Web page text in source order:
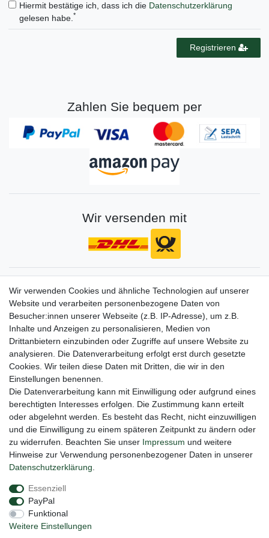
Hiermit bestätige ich, dass ich die Daten­schutz­erklärung
gelesen habe. *
Registrieren
Zahlen Sie bequem per
Wir versenden mit
VORNAME
Newsletter
Honig
Hiermit bestätige ich, dass ich dieDaten­schutz­erklärunggelesen habe. Meine
Einwilligung kann ich jederzeit widerrufen.**
Abonnieren
** Hierbei handelt es sich um ein Pflichtfeld.
Impressum
Barrierefreiheitserklärung
Wir verwenden Cookies und ähnliche Technologien auf unserer
Website und verarbeiten personenbezogene Daten von
Besucher:innen unserer Webseite (z.B. IP-Adresse), um z.B.
Inhalte und Anzeigen zu personalisieren, Medien von
Drittanbietern einzubinden oder Zugriffe auf unsere Website zu
analysieren. Die Datenverarbeitung erfolgt erst durch gesetzte
Cookies. Wir teilen diese Daten mit Dritten, die wir in den
Einstellungen benennen.
Die Datenverarbeitung kann mit Einwilligung oder aufgrund eines
berechtigten Interesses erfolgen. Die Zustimmung kann erteilt
oder abgelehnt werden. Es besteht das Recht, nicht einzuwilligen
und die Einwilligung zu einem späteren Zeitpunkt zu ändern oder
zu widerrufen. Beachten Sie unser Impressum und weitere
Hinweise zur Verwendung personenbezogener Daten in unserer
Daten­schutz­erklärung
Essenziell
PayPal
Funktional
Weitere Einstellungen